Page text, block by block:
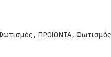
, ΠΡΟΪΟΝΤΑ, Φωτισμός